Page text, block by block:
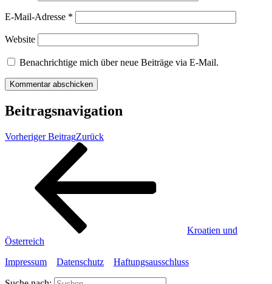
E-Mail-Adresse *
Website
Benachrichtige mich über neue Beiträge via E-Mail.
Beitragsnavigation
Vorheriger BeitragZurück
Kroatien und
Österreich
Impressum
Datenschutz Haftungsausschluss